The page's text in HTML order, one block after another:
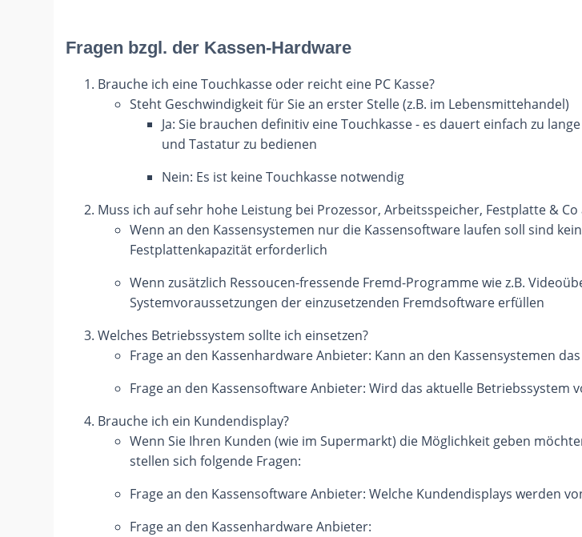
Fragen bzgl. der Kassen-Hardware
Brauche ich eine Touchkasse oder reicht eine PC Kasse?
Steht Geschwindigkeit für Sie an erster Stelle (z.B. im Lebensmittehandel)
Ja: Sie brauchen definitiv eine Touchkasse - es dauert einfach zu
und Tastatur zu bedienen
Nein: Es ist keine Touchkasse notwendig
Muss ich auf sehr hohe Leistung bei Prozessor, Arbeitsspeicher, Festplatte & Co
Wenn an den Kassensystemen nur die Kassensoftware laufen soll sind
Festplattenkapazität erforderlich
Wenn zusätzlich Ressoucen-fressende Fremd-Programme wie z.B.
Systemvoraussetzungen der einzusetzenden Fremdsoftware erfüllen
Welches Betriebssystem sollte ich einsetzen?
Frage an den Kassenhardware Anbieter: Kann an den Kassensystemen
Frage an den Kassensoftware Anbieter: Wird das aktuelle Betriebssystem
Brauche ich ein Kundendisplay?
Wenn Sie Ihren Kunden (wie im Supermarkt) die Möglichkeit geben
stellen sich folgende Fragen:
Frage an den Kassensoftware Anbieter: Welche Kundendisplays werden
Frage an den Kassenhardware Anbieter: